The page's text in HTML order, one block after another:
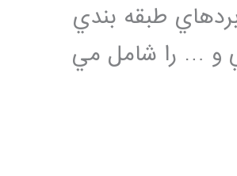
طبقه بندي
و … را شامل مي